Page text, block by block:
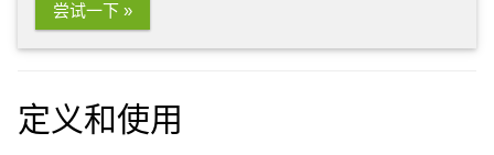
尝试一下 »
定义和使用